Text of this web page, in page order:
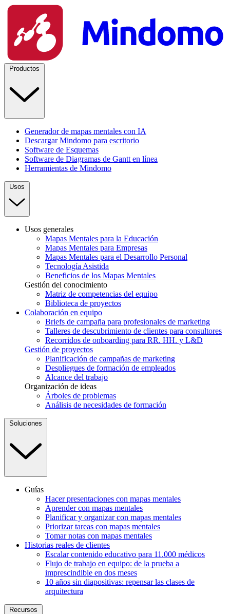
Productos
Generador de mapas mentales con IA
Descargar Mindomo para escritorio
Software de Esquemas
Software de Diagramas de Gantt en línea
Herramientas de Mindomo
Usos
Usos generales
Mapas Mentales para la Educación
Mapas Mentales para Empresas
Mapas Mentales para el Desarrollo Personal
Tecnología Asistida
Beneficios de los Mapas Mentales
Gestión del conocimiento
Matriz de competencias del equipo
Biblioteca de proyectos
Colaboración en equipo
Briefs de campaña para profesionales de marketing
Talleres de descubrimiento de clientes para consultores
Recorridos de onboarding para RR. HH. y L&D
Gestión de proyectos
Planificación de campañas de marketing
Despliegues de formación de empleados
Alcance del trabajo
Organización de ideas
Árboles de problemas
Análisis de necesidades de formación
Soluciones
Guías
Hacer presentaciones con mapas mentales
Aprender con mapas mentales
Planificar y organizar con mapas mentales
Priorizar tareas con mapas mentales
Tomar notas con mapas mentales
Historias reales de clientes
Escalar contenido educativo para 11.000 médicos
Flujo de trabajo en equipo: de la prueba a
imprescindible en dos meses
10 años sin diapositivas: repensar las clases de
arquitectura
Recursos